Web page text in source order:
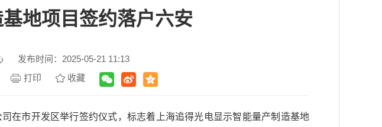
地项目签约落户六安
发布时间：2025-05-21 11:13
打印 收藏
在市开发区举行签约仪式，标志着上海追得光电显示智能量产制造基地